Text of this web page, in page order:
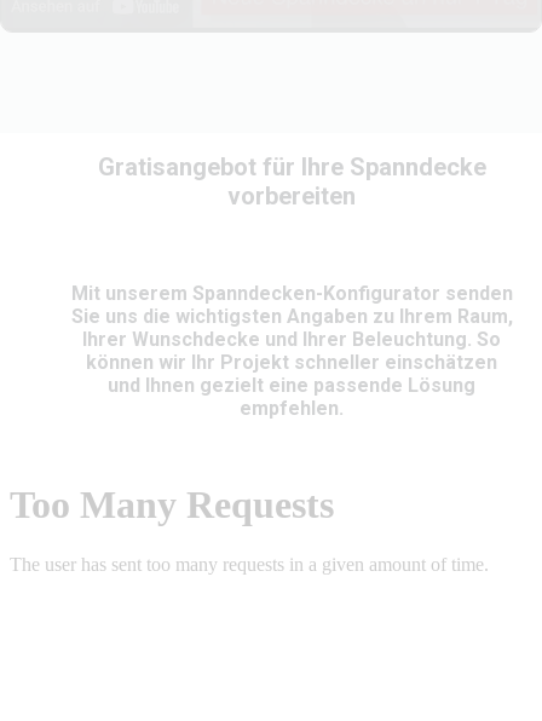
Gratisangebot für Ihre Spanndecke
vorbereiten
Mit unserem Spanndecken-Konfigurator senden
Sie uns die wichtigsten Angaben zu Ihrem Raum,
Ihrer Wunschdecke und Ihrer Beleuchtung. So
können wir Ihr Projekt schneller einschätzen
und Ihnen gezielt eine passende Lösung
empfehlen.